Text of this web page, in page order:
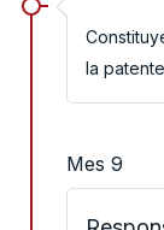
la
Mes 9